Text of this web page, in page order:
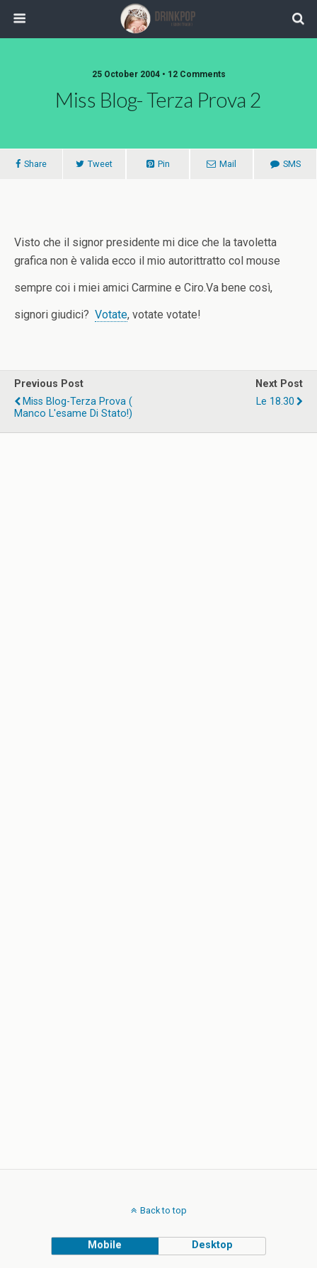
25 October 2004 • 12 Comments
Miss Blog- Terza Prova 2
Share Tweet Pin Mail SMS
Visto che il signor presidente mi dice che la tavoletta
grafica non è valida ecco il mio autorittratto col mouse
sempre coi i miei amici Carmine e Ciro.Va bene così,
signori giudici? Votate, votate votate!
Previous Post
Miss Blog-Terza Prova (
Manco L'esame Di Stato!)
Next Post
Le 18.30
Back to top
Mobile Desktop